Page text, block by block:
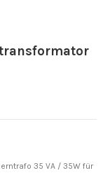
35 VA / 35W für